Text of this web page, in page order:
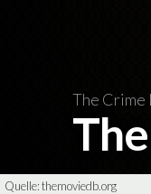
The
Quelle:themoviedb.org